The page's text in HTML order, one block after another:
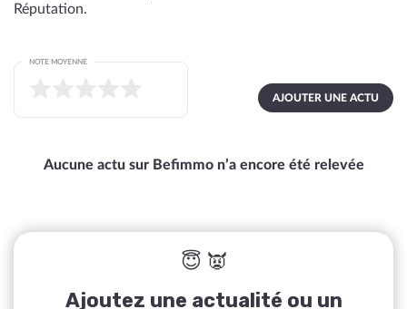
Réputation.
AJOUTER UNE ACTU
NOTE MOYENNE
Aucune actu sur Befimmo n’a encore été relevée
😇 👿
Ajoutez une actualité ou un